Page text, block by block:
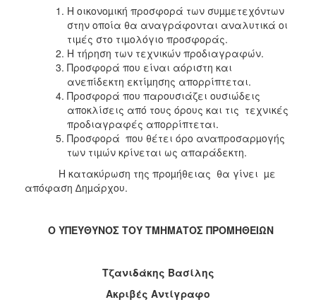
Η οικονοµική προσφορά των συµµετεχόντων
στην οποία θα αναγράφονται αναλυτικά οι
τιµές στο τιµολόγιο προσφοράς.
Η τήρηση των τεχνικών προδιαγραφών.
Προσφορά που είναι αόριστη και
ανεπίδεκτη εκτίµησης απορρίπτεται.
Προσφορά που παρουσιάζει ουσιώδεις
αποκλίσεις από τους όρους και τις τεχνικές
προδιαγραφές απορρίπτεται.
Προσφορά που θέτει όρο αναπροσαρµογής
των τιµών κρίνεται ως απαράδεκτη.
Η κατακύρωση της προµήθειας θα γίνει µε
απόφαση ∆ηµάρχου.
Ο ΥΠΕΥΘΥΝΟΣ ΤΟΥ ΤΜΗΜΑΤΟΣ ΠΡΟΜΗΘΕΙΩΝ
Τζανιδάκης Βασίλης
Ακριβές Αντίγραφο